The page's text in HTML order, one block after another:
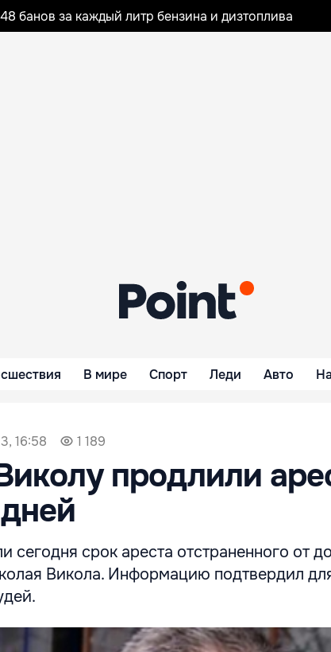
банов за каждый литр бензина и дизтоплива
В мире Спорт Леди Авто
16:58 1 189
продлили
сегодня срок ареста отстраненного от
Викола. Информацию подтвердил